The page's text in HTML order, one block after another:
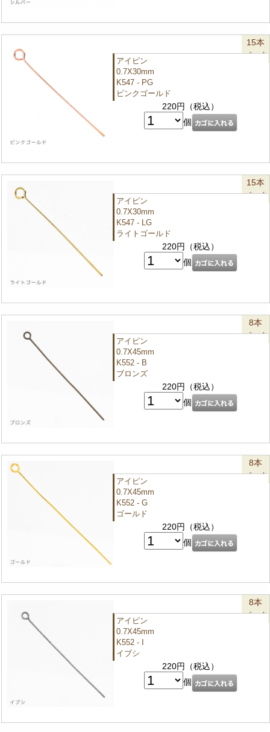
15本
パック
アイピン
0.7X30mm
K547 - PG
ピンクゴールド
220円（税込）
個
15本
パック
アイピン
0.7X30mm
K547 - LG
ライトゴールド
220円（税込）
個
8本
パック
アイピン
0.7X45mm
K552 - B
ブロンズ
220円（税込）
個
8本
パック
アイピン
0.7X45mm
K552 - G
ゴールド
220円（税込）
個
8本
パック
アイピン
0.7X45mm
K552 - I
イブシ
220円（税込）
個